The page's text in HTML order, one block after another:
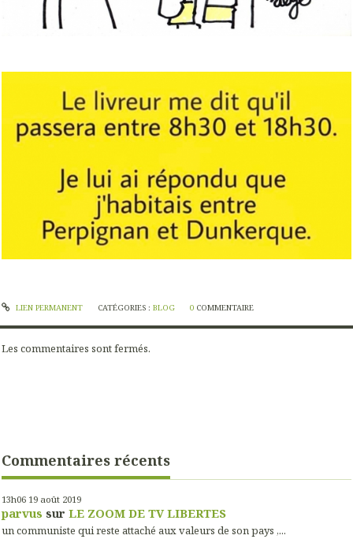
Commentaires récents
13h06 19 août 2019
parvus sur LE ZOOM DE TV LIBERTES
un communiste qui reste attaché aux valeurs de son pays ,...
LIEN PERMANENT CATÉGORIES : BLOG 0 COMMENTAIRE
Les commentaires sont fermés.